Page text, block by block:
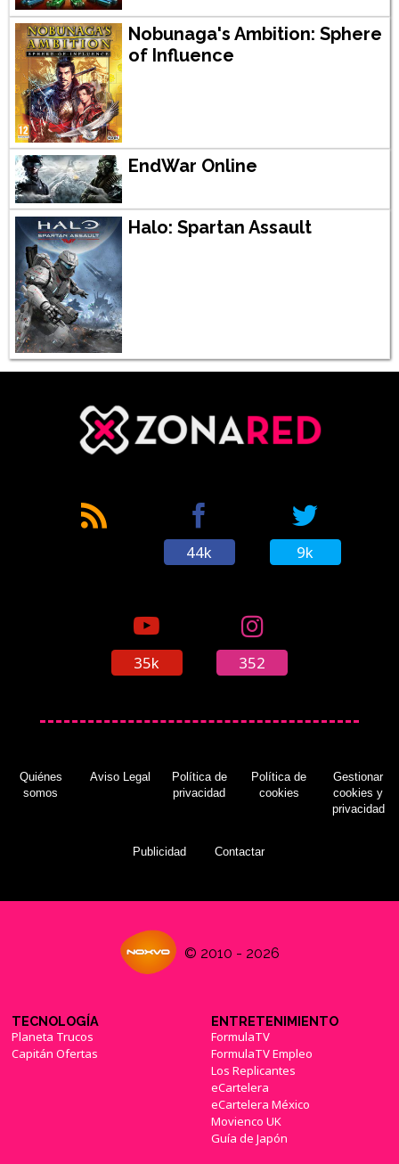
Nobunaga's Ambition: Sphere
of Influence
EndWar Online
Halo: Spartan Assault
44k 9k
35k 352
Quiénes
somos
Aviso Legal
Política de
privacidad
Política de
cookies
Gestionar
cookies y
privacidad
Publicidad Contactar
© 2010 - 2026
TECNOLOGÍA
Planeta Trucos
Capitán Ofertas
ENTRETENIMIENTO
FormulaTV
FormulaTV Empleo
Los Replicantes
eCartelera
eCartelera México
Movienco UK
Guía de Japón